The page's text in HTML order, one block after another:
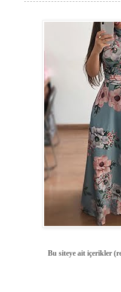
Bu siteye ait içerikler